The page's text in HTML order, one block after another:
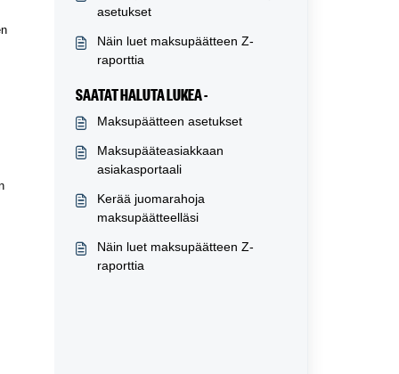
asetukset
Näin luet maksupäätteen Z-
raporttia
SAATAT HALUTA LUKEA -
Maksupäätteen asetukset
Maksupääteasiakkaan
asiakasportaali
Kerää juomarahoja
maksupäätteelläsi
Näin luet maksupäätteen Z-
raporttia